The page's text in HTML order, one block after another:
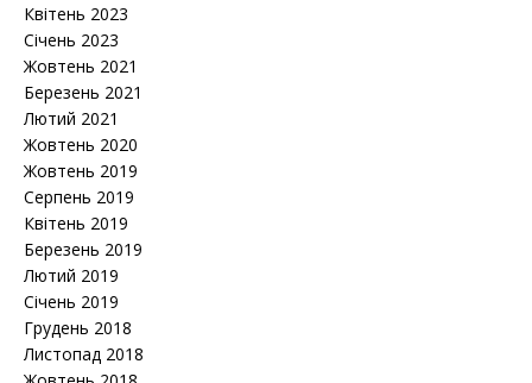
Квітень 2023
Січень 2023
Жовтень 2021
Березень 2021
Лютий 2021
Жовтень 2020
Жовтень 2019
Серпень 2019
Квітень 2019
Березень 2019
Лютий 2019
Січень 2019
Грудень 2018
Листопад 2018